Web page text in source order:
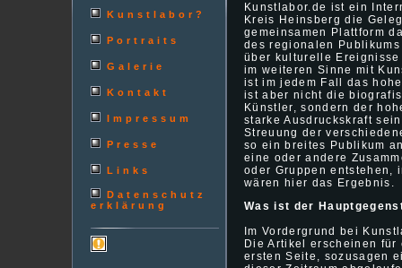
Kunstlabor?
Portraits
Galerie
Kontakt
Impressum
Presse
Links
Datenschutz
erklärung
Kunstlabor.de ist ein
Kreis Heinsberg die
gemeinsamen Plattform
des regionalen
über kulturelle
im weiteren Sinne mit
ist im jedem Fall das
ist aber nicht die
Künstler, sondern der
starke Ausdruckskraft
Streuung der
so ein breites Publikum
eine oder andere
oder Gruppen entstehen,
wären hier das Ergebnis.
Was ist der
Im Vordergrund bei
Die Artikel erscheinen
ersten Seite, sozusagen